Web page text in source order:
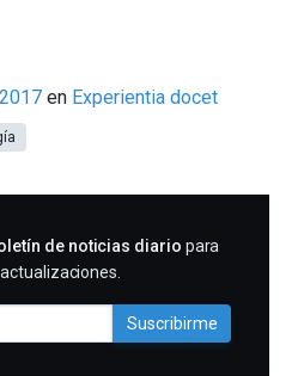
en Experientia docet
de noticias diario para
Suscribirme